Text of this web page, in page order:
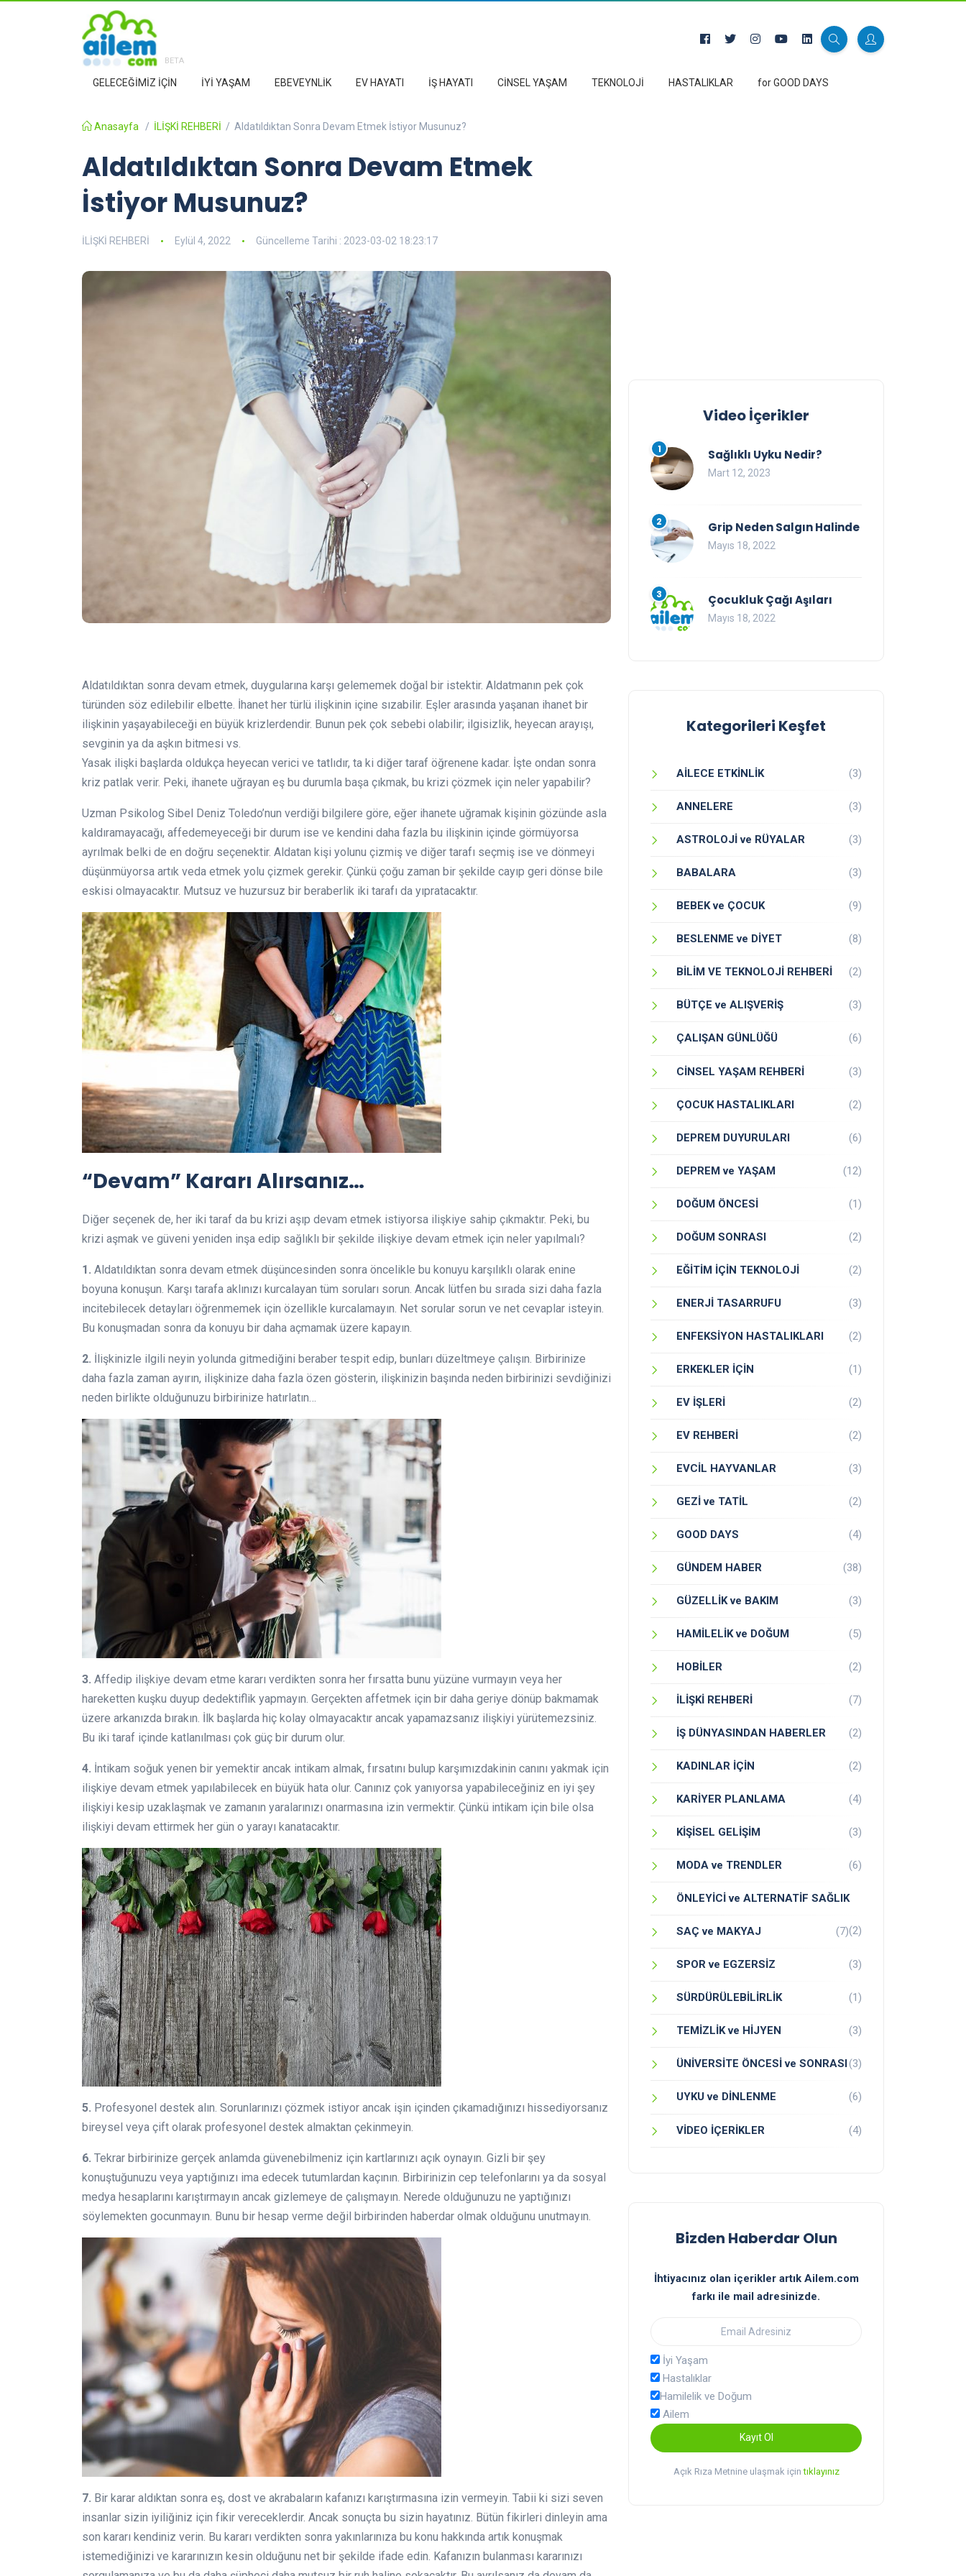
BETA
GELECEĞİMİZ İÇİN İYİ YAŞAM EBEVEYNLİK EV HAYATI İŞ HAYATI CİNSEL YAŞAM TEKNOLOJİ HASTALIKLAR for GOOD DAYS
Anasayfa / İLİŞKİ REHBERİ / Aldatıldıktan Sonra Devam Etmek İstiyor Musunuz?
Aldatıldıktan Sonra Devam Etmek
İstiyor Musunuz?
İLİŞKİ REHBERİ Eylül 4, 2022 Güncelleme Tarihi : 2023-03-02 18:23:17
Aldatıldıktan sonra devam etmek, duygularına karşı gelememek doğal bir istektir. Aldatmanın pek çok
türünden söz edilebilir elbette. İhanet her türlü ilişkinin içine sızabilir. Eşler arasında yaşanan ihanet bir
ilişkinin yaşayabileceği en büyük krizlerdendir. Bunun pek çok sebebi olabilir; ilgisizlik, heyecan arayışı,
sevginin ya da aşkın bitmesi vs.
Yasak ilişki başlarda oldukça heyecan verici ve tatlıdır, ta ki diğer taraf öğrenene kadar. İşte ondan sonra
kriz patlak verir. Peki, ihanete uğrayan eş bu durumla başa çıkmak, bu krizi çözmek için neler yapabilir?
Uzman Psikolog Sibel Deniz Toledo’nun verdiği bilgilere göre, eğer ihanete uğramak kişinin gözünde asla
kaldıramayacağı, affedemeyeceği bir durum ise ve kendini daha fazla bu ilişkinin içinde görmüyorsa
ayrılmak belki de en doğru seçenektir. Aldatan kişi yolunu çizmiş ve diğer tarafı seçmiş ise ve dönmeyi
düşünmüyorsa artık veda etmek yolu çizmek gerekir. Çünkü çoğu zaman bir şekilde cayıp geri dönse bile
eskisi olmayacaktır. Mutsuz ve huzursuz bir beraberlik iki tarafı da yıpratacaktır.
“Devam” Kararı Alırsanız…
Diğer seçenek de, her iki taraf da bu krizi aşıp devam etmek istiyorsa ilişkiye sahip çıkmaktır. Peki, bu
krizi aşmak ve güveni yeniden inşa edip sağlıklı bir şekilde ilişkiye devam etmek için neler yapılmalı?
1. Aldatıldıktan sonra devam etmek düşüncesinden sonra öncelikle bu konuyu karşılıklı olarak enine
boyuna konuşun. Karşı tarafa aklınızı kurcalayan tüm soruları sorun. Ancak lütfen bu sırada sizi daha fazla
incitebilecek detayları öğrenmemek için özellikle kurcalamayın. Net sorular sorun ve net cevaplar isteyin.
Bu konuşmadan sonra da konuyu bir daha açmamak üzere kapayın.
2. İlişkinizle ilgili neyin yolunda gitmediğini beraber tespit edip, bunları düzeltmeye çalışın. Birbirinize
daha fazla zaman ayırın, ilişkinize daha fazla özen gösterin, ilişkinizin başında neden birbirinizi sevdiğinizi
neden birlikte olduğunuzu birbirinize hatırlatın…
3. Affedip ilişkiye devam etme kararı verdikten sonra her fırsatta bunu yüzüne vurmayın veya her
hareketten kuşku duyup dedektiflik yapmayın. Gerçekten affetmek için bir daha geriye dönüp bakmamak
üzere arkanızda bırakın. İlk başlarda hiç kolay olmayacaktır ancak yapamazsanız ilişkiyi yürütemezsiniz.
Bu iki taraf içinde katlanılması çok güç bir durum olur.
4. İntikam soğuk yenen bir yemektir ancak intikam almak, fırsatını bulup karşımızdakinin canını yakmak için
ilişkiye devam etmek yapılabilecek en büyük hata olur. Canınız çok yanıyorsa yapabileceğiniz en iyi şey
ilişkiyi kesip uzaklaşmak ve zamanın yaralarınızı onarmasına izin vermektir. Çünkü intikam için bile olsa
ilişkiyi devam ettirmek her gün o yarayı kanatacaktır.
5. Profesyonel destek alın. Sorunlarınızı çözmek istiyor ancak işin içinden çıkamadığınızı hissediyorsanız
bireysel veya çift olarak profesyonel destek almaktan çekinmeyin.
6. Tekrar birbirinize gerçek anlamda güvenebilmeniz için kartlarınızı açık oynayın. Gizli bir şey
konuştuğunuzu veya yaptığınızı ima edecek tutumlardan kaçının. Birbirinizin cep telefonlarını ya da sosyal
medya hesaplarını karıştırmayın ancak gizlemeye de çalışmayın. Nerede olduğunuzu ne yaptığınızı
söylemekten gocunmayın. Bunu bir hesap verme değil birbirinden haberdar olmak olduğunu unutmayın.
7. Bir karar aldıktan sonra eş, dost ve akrabaların kafanızı karıştırmasına izin vermeyin. Tabii ki sizi seven
insanlar sizin iyiliğiniz için fikir vereceklerdir. Ancak sonuçta bu sizin hayatınız. Bütün fikirleri dinleyin ama
son kararı kendiniz verin. Bu kararı verdikten sonra yakınlarınıza bu konu hakkında artık konuşmak
istemediğinizi ve kararınızın kesin olduğunu net bir şekilde ifade edin. Kafanızın bulanması kararınızı
Video İçerikler
1 Sağlıklı Uyku Nedir?
Mart 12, 2023
2 Grip Neden Salgın Halinde
Mayıs 18, 2022
3 Çocukluk Çağı Aşıları
Mayıs 18, 2022
Kategorileri Keşfet
AİLECE ETKİNLİK (3)
ANNELERE (3)
ASTROLOJİ ve RÜYALAR (3)
BABALARA (3)
BEBEK ve ÇOCUK (9)
BESLENME ve DİYET (8)
BİLİM VE TEKNOLOJİ REHBERİ (2)
BÜTÇE ve ALIŞVERİŞ (3)
ÇALIŞAN GÜNLÜĞÜ (6)
CİNSEL YAŞAM REHBERİ (3)
ÇOCUK HASTALIKLARI (2)
DEPREM DUYURULARI (6)
DEPREM ve YAŞAM (12)
DOĞUM ÖNCESİ (1)
DOĞUM SONRASI (2)
EĞİTİM İÇİN TEKNOLOJİ (2)
ENERJİ TASARRUFU (3)
ENFEKSİYON HASTALIKLARI (2)
ERKEKLER İÇİN (1)
EV İŞLERİ (2)
EV REHBERİ (2)
EVCİL HAYVANLAR (3)
GEZİ ve TATİL (2)
GOOD DAYS (4)
GÜNDEM HABER (38)
GÜZELLİK ve BAKIM (3)
HAMİLELİK ve DOĞUM (5)
HOBİLER (2)
İLİŞKİ REHBERİ (7)
İŞ DÜNYASINDAN HABERLER (2)
KADINLAR İÇİN (2)
KARİYER PLANLAMA (4)
KİŞİSEL GELİŞİM (3)
MODA ve TRENDLER (6)
ÖNLEYİCİ ve ALTERNATİF SAĞLIK
(2)
SAÇ ve MAKYAJ (7)
SPOR ve EGZERSİZ (3)
SÜRDÜRÜLEBİLİRLİK (1)
TEMİZLİK ve HİJYEN (3)
ÜNİVERSİTE ÖNCESİ ve SONRASI (3)
UYKU ve DİNLENME (6)
VİDEO İÇERİKLER (4)
Bizden Haberdar Olun
İhtiyacınız olan içerikler artık Ailem.com
farkı ile mail adresinizde.
İyi Yaşam
Hastalıklar
Hamilelik ve Doğum
Ailem
Kayıt Ol
Açık Rıza Metnine ulaşmak içintıklayınız